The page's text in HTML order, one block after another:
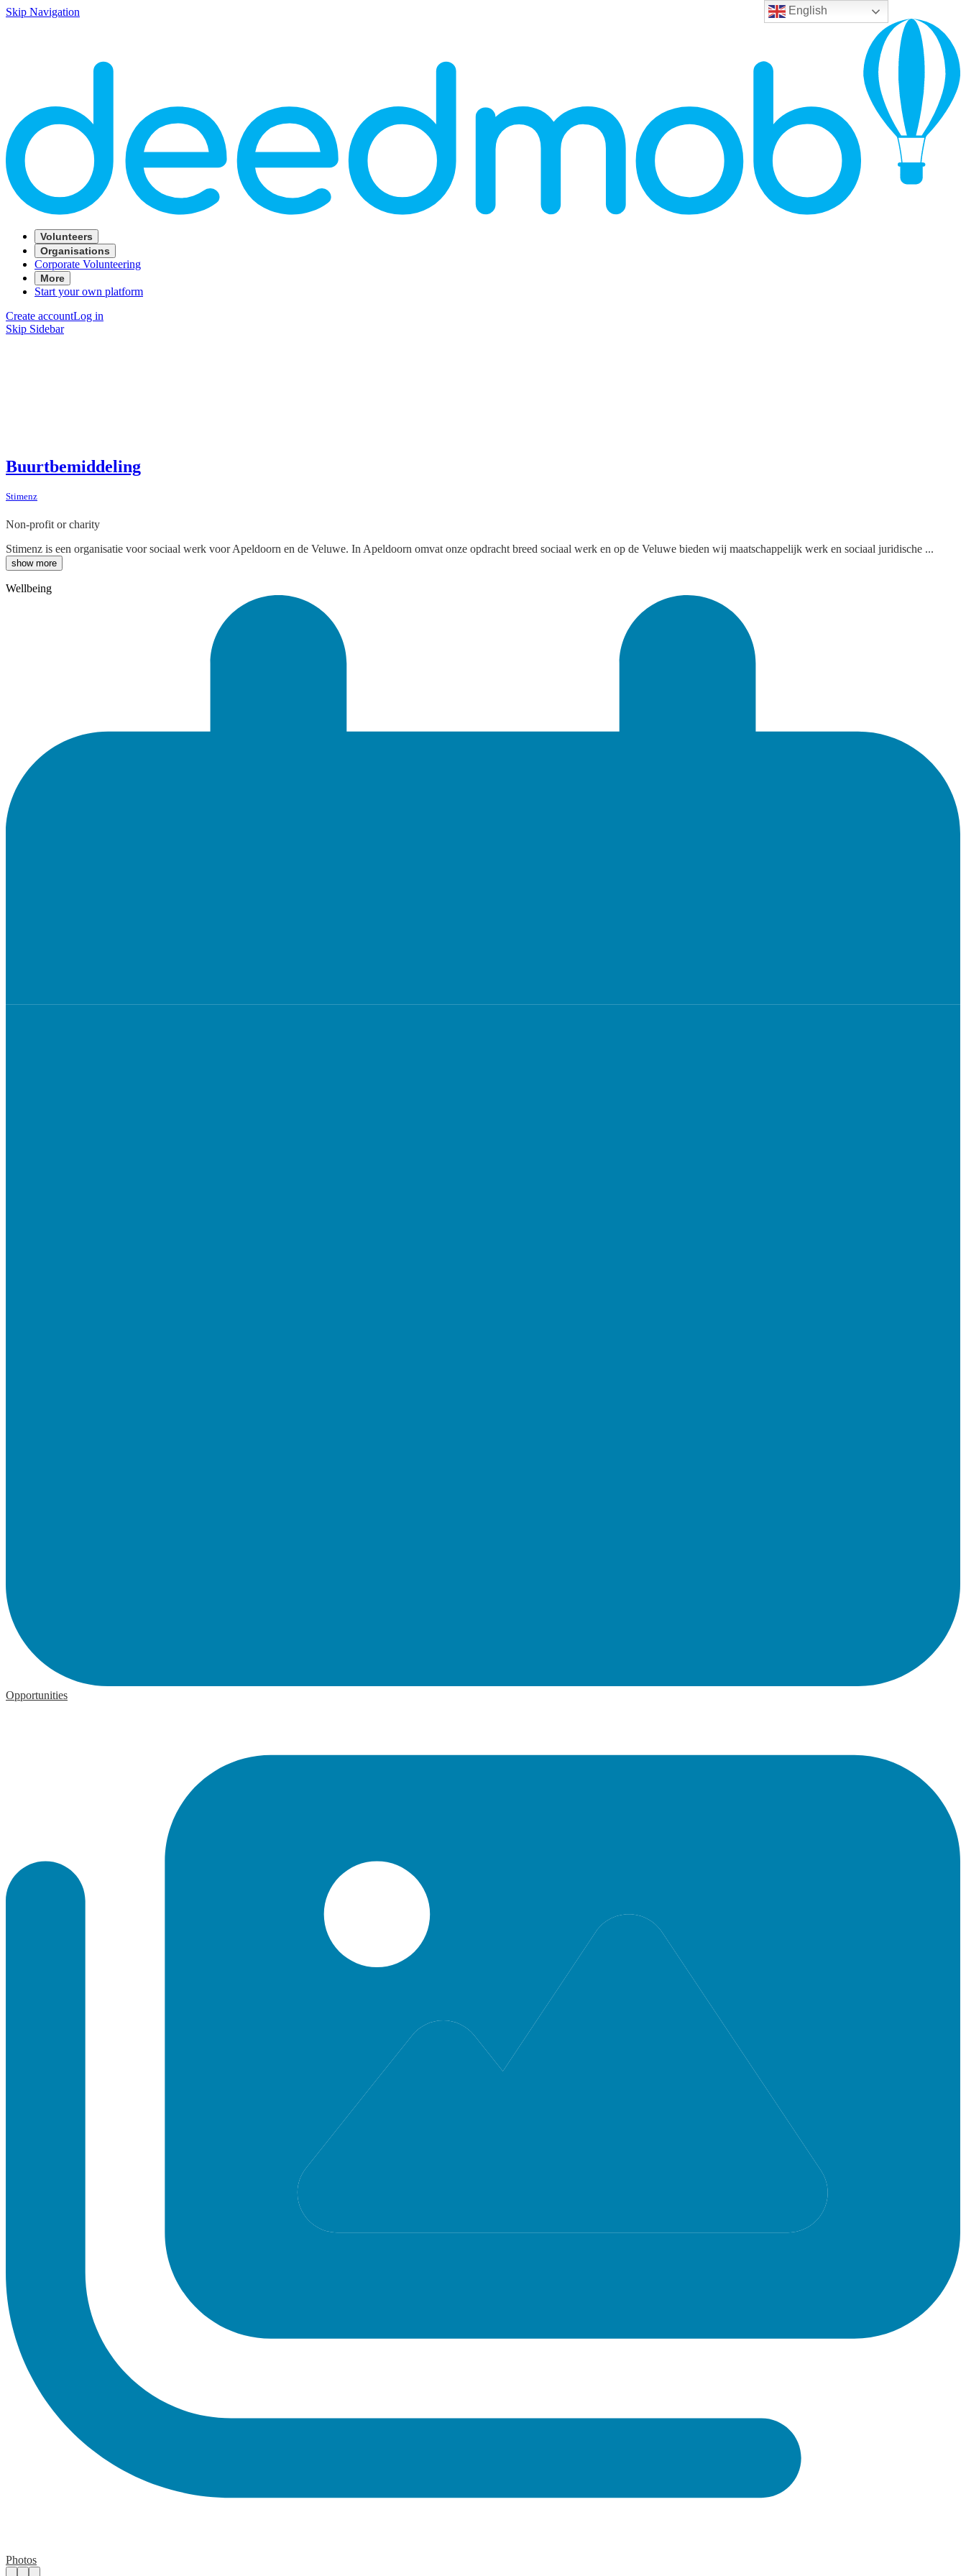
English
Skip Navigation
Volunteers
Organisations
Corporate Volunteering
More
Start your own platform
Create accountLog in
Skip Sidebar
Buurtbemiddeling
Stimenz
Non-profit or charity
Stimenz is een organisatie voor sociaal werk voor Apeldoorn en de Veluwe. In Apeldoorn omvat onze opdracht breed sociaal werk en op de Veluwe bieden wij maatschappelijk werk en sociaal juridische ...
show more
Wellbeing
Opportunities
Photos